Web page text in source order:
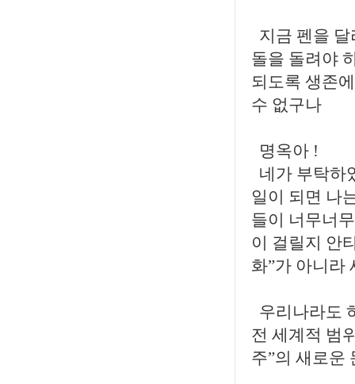
지금 펜을
돌을 돌려야
되도록 생존
수 없구나
명옥아 !
네가 부탁하
일이 되면 나
들이 너무너
이 걸릴지 안
화”가 아니라
우리나라도
전 세계적 범
주”의 새로운